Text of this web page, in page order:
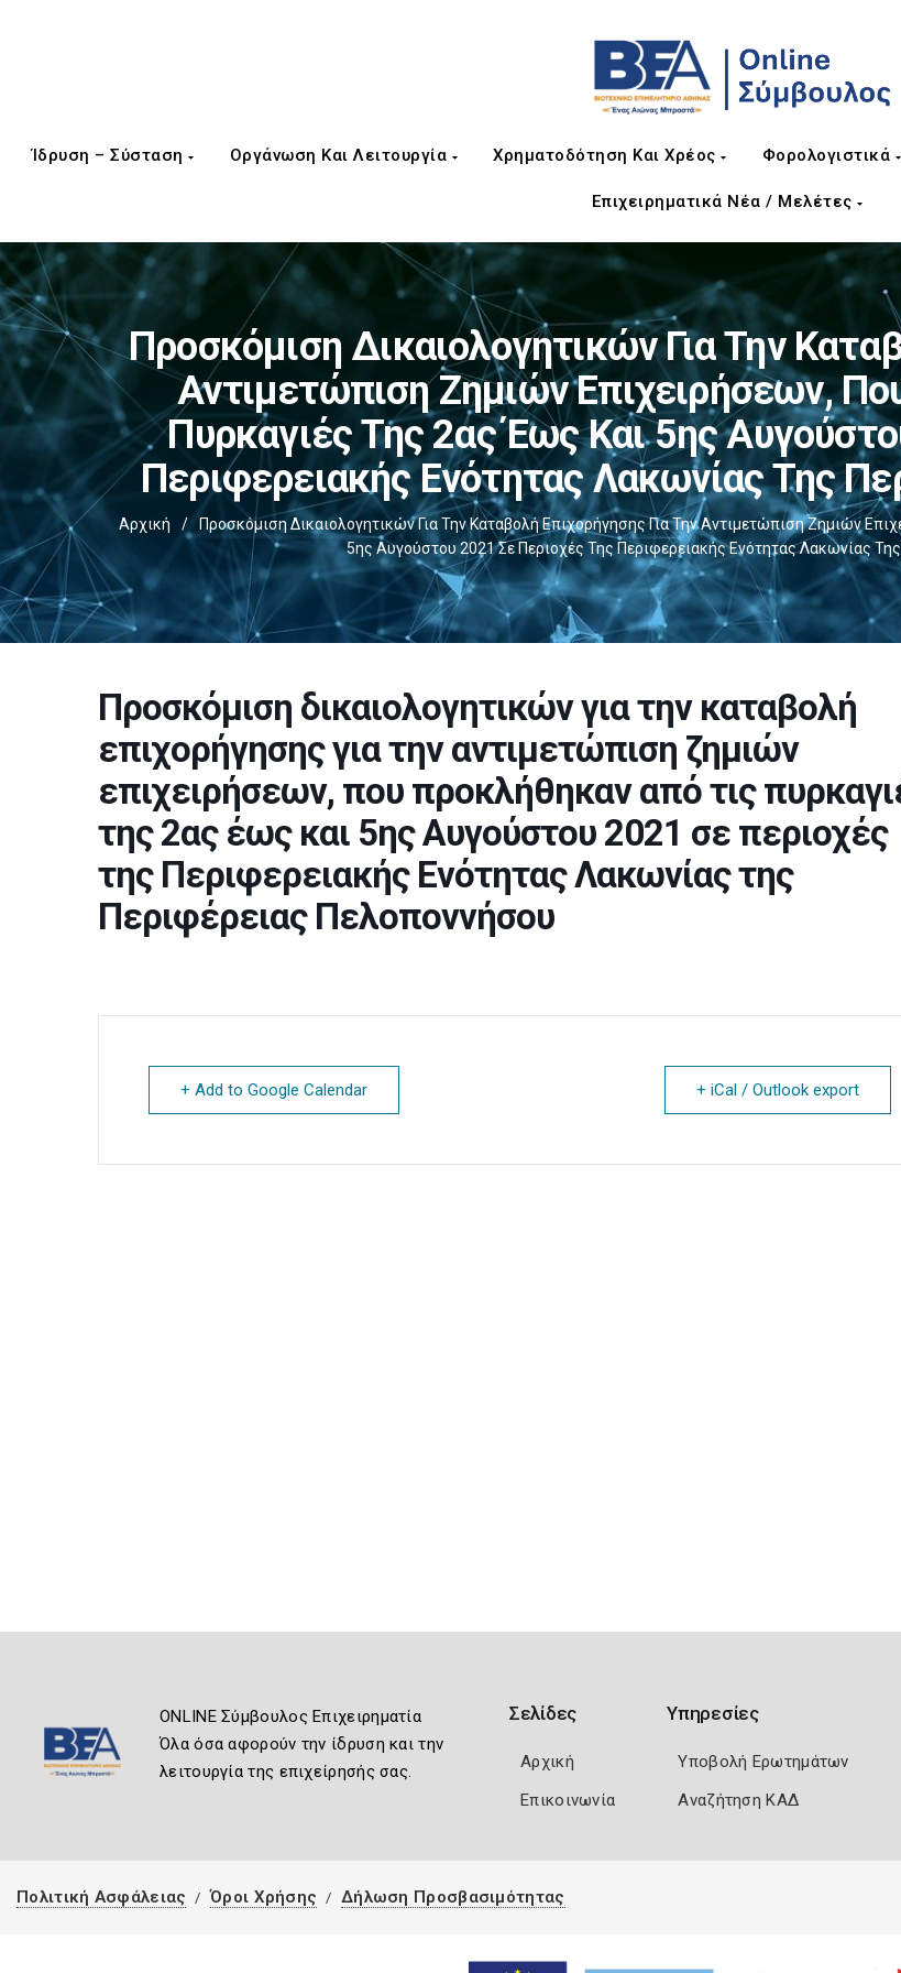
Ίδρυση – Σύσταση Οργάνωση Και Λειτουργία Χρηματοδότηση Και Χρέος Φορολογιστικά
Επιχειρηματικά Νέα / Μελέτες
Προσκόμιση Δικαιολογητικών Για Την
Αντιμετώπιση Ζημιών Επιχειρήσεων,
Πυρκαγιές Της 2ας Έως Και 5ης
Περιφερειακής Ενότητας Λακωνίας Της
Αρχική /
Προσκόμιση Δικαιολογητικών Για Την Καταβολή Επιχορήγησης Για Την Αντιμετώπιση Ζημιών
5ης Αυγούστου 2021 Σε Περιοχές Της Περιφερειακής Ενότητας Λακωνίας
Προσκόμιση δικαιολογητικών για την καταβολή
επιχορήγησης για την αντιμετώπιση ζημιών
επιχειρήσεων, που προκλήθηκαν από τις
της 2ας έως και 5ης Αυγούστου 2021 σε περιοχές
της Περιφερειακής Ενότητας Λακωνίας της
Περιφέρειας Πελοποννήσου
+ Add to Google Calendar + iCal / Outlook export
ONLINE Σύμβουλος Επιχειρηματία
Όλα όσα αφορούν την ίδρυση και την
λειτουργία της επιχείρησής σας.
Σελίδες
Αρχική
Επικοινωνία
Υπηρεσίες
Υποβολή Ερωτημάτων
Αναζήτηση ΚΑΔ
Πολιτική Ασφάλειας Όροι Χρήσης Δήλωση Προσβασιμότητας